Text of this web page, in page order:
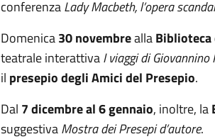
conferenzaLady Macbeth, l’opera
Domenica30 novembreallaBiblioteca
teatrale interattivaI viaggi di Giovannino
il presepio degli Amici del Presepio.
Dal 7 dicembre al 6 gennaio, inoltre, la
suggestivaMostra dei Presepi d’autore.